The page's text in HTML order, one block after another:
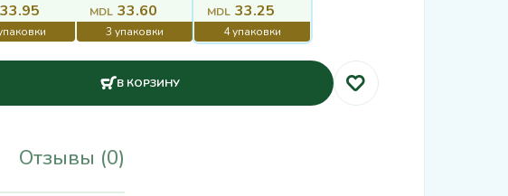
33.95 MDL 33.60 MDL 33.25
В КОРЗИНУ
Отзывы (0)